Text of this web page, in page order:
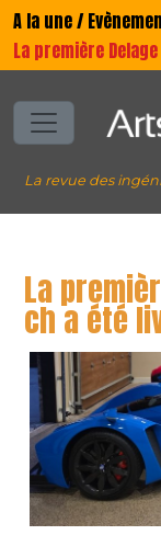
A la une /
La première
La revue des
La
ch a été